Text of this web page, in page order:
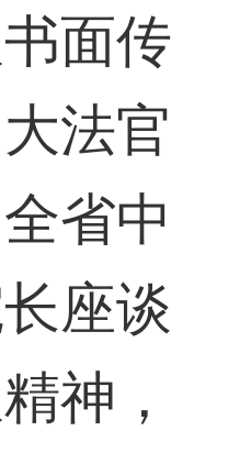
面传
法官
省中
座谈
神，